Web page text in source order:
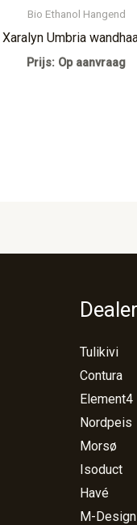
Bio Ethanol Hangend
Xaralyn Umbria
Prijs: Op aanvraag
Tulikivi
Contura
Element4
Nordpeis
Morsø
Isoduct
Havé
M-Design